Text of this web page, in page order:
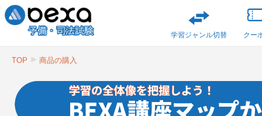
学習ジャンル切替 クー
TOP 商品の購入